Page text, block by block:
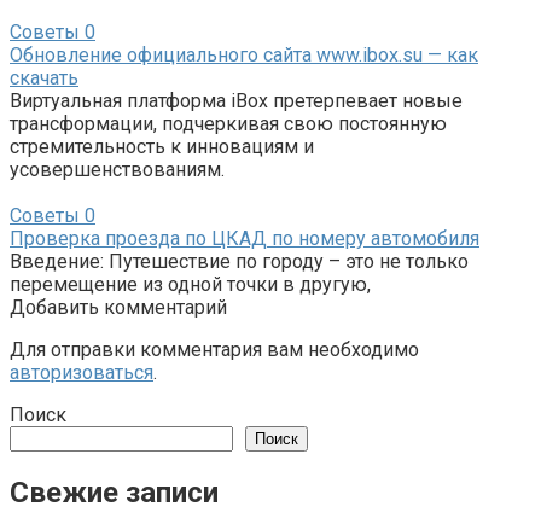
Советы 0
Обновление официального сайта www.ibox.su — как
скачать
Виртуальная платформа iBox претерпевает новые
трансформации, подчеркивая свою постоянную
стремительность к инновациям и
усовершенствованиям.
Советы 0
Проверка проезда по ЦКАД по номеру автомобиля
Введение: Путешествие по городу – это не только
перемещение из одной точки в другую,
Добавить комментарий
Для отправки комментария вам необходимо
авторизоваться.
Поиск
Поиск
Свежие записи